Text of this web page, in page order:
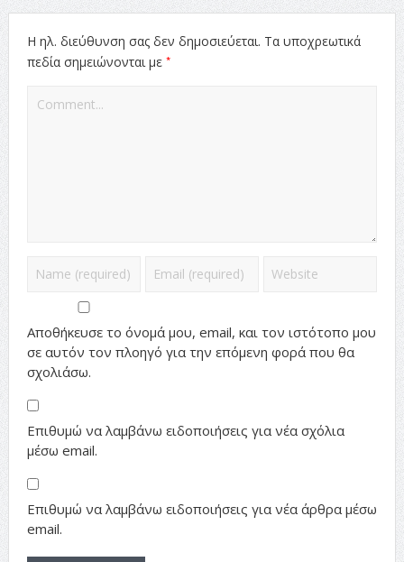
Η ηλ. διεύθυνση σας δεν δημοσιεύεται. Τα υποχρεωτικά
πεδία σημειώνονται με *
Αποθήκευσε το όνομά μου, email, και τον ιστότοπο μου
σε αυτόν τον πλοηγό για την επόμενη φορά που θα
σχολιάσω.
Επιθυμώ να λαμβάνω ειδοποιήσεις για νέα σχόλια
μέσω email.
Επιθυμώ να λαμβάνω ειδοποιήσεις για νέα άρθρα μέσω
email.